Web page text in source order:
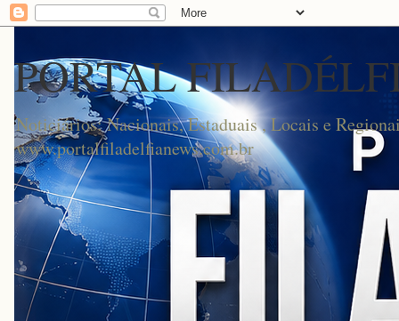
PORTAL
Noticiários: Nacionais, Estaduais , Locais e
www.portalfiladelfianews.com.br